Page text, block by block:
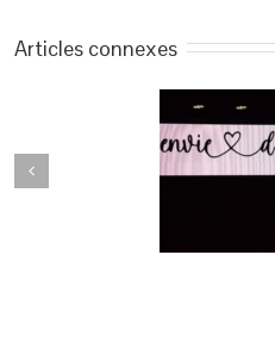
Articles connexes